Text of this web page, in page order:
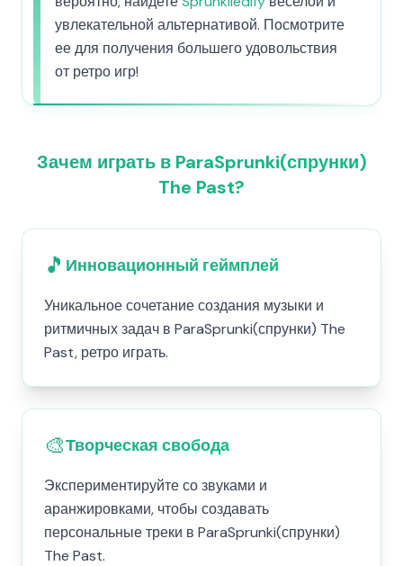
увлекательной альтернативой. Посмотрите
ее для получения большего удовольствия
от ретро игр!
Зачем играть в ParaSprunki(спрунки)
The Past?
🎵 Инновационный геймплей
Уникальное сочетание создания музыки и
ритмичных задач в ParaSprunki(спрунки) The
Past, ретро играть.
🎨Творческая свобода
Экспериментируйте со звуками и
аранжировками, чтобы создавать
персональные треки в ParaSprunki(спрунки)
The Past.